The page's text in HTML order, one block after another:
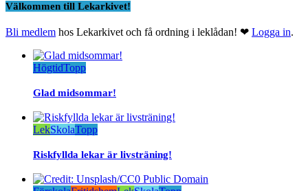
Välkommen till Lekarkivet!
Bli medlem hos Lekarkivet och få ordning i leklådan! ❤ Logga in.
HögtidTopp
Glad midsommar!
LekSkolaTopp
Riskfyllda lekar är livsträning!